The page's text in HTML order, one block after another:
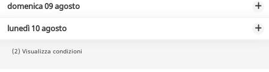
domenica 09 agosto
lunedì 10 agosto
(2) Visualizza condizioni